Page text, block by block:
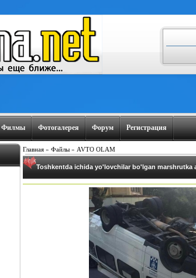
Филмы Фотогалерея Форум Регистрация
Главная» Файлы» AVTO OLAM
Toshkentda ichida yo'lovchilar bo'lgan marshrutka